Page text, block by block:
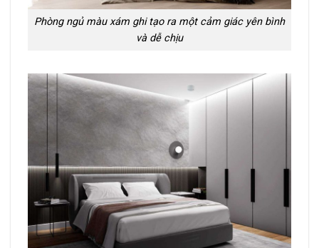
Phòng ngủ màu xám ghi tạo ra một cảm giác yên bình
và dễ chịu